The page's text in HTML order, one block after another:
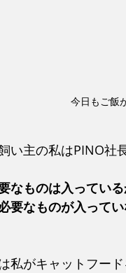
今日もご飯
い主の私はPINO
なものは入っている
要なものが入ってい
私がキャットフー